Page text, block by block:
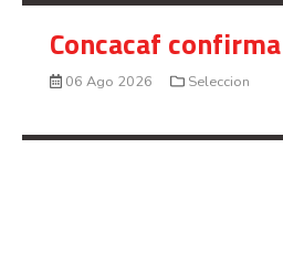
Concacaf
06 Ago 2026 Seleccion